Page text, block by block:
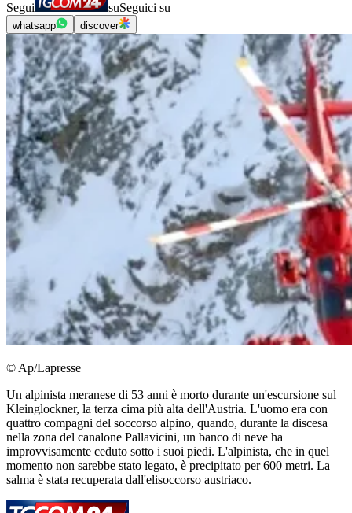
Segui suSeguici su
whatsapp discover
© Ap/Lapresse
Un alpinista meranese di 53 anni è morto durante un'escursione sul
Kleinglockner, la terza cima più alta dell'Austria. L'uomo era con
quattro compagni del soccorso alpino, quando, durante la discesa
nella zona del canalone Pallavicini, un banco di neve ha
improvvisamente ceduto sotto i suoi piedi. L'alpinista, che in quel
momento non sarebbe stato legato, è precipitato per 600 metri. La
salma è stata recuperata dall'elisoccorso austriaco.